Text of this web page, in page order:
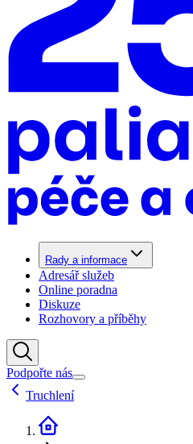
Rady a informace
Adresář služeb
Online poradna
Diskuze
Rozhovory a příběhy
Podpořte nás
Truchlení